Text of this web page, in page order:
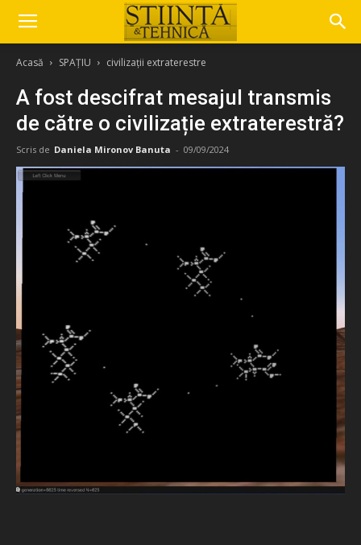
Acasă SPAȚIU civilizații extraterestre
A fost descifrat mesajul transmis
de către o civilizație extraterestră?
Scris de Daniela Mironov Banuta - 09/09/2024